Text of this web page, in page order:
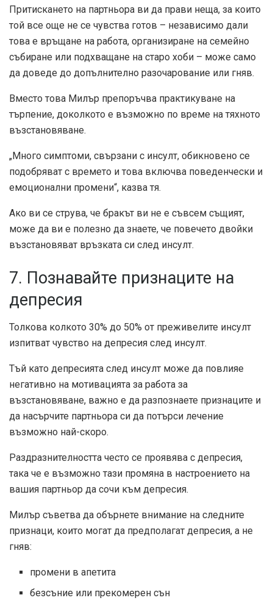
Притискането на партньора ви да прави неща, за които
той все още не се чувства готов – независимо дали
това е връщане на работа, организиране на семейно
събиране или подхващане на старо хоби – може само
да доведе до допълнително разочарование или гняв.
Вместо това Милър препоръчва практикуване на
търпение, доколкото е възможно по време на тяхното
възстановяване.
„Много симптоми, свързани с инсулт, обикновено се
подобряват с времето и това включва поведенчески и
емоционални промени“, казва тя.
Ако ви се струва, че бракът ви не е съвсем същият,
може да ви е полезно да знаете, че повечето двойки
възстановяват връзката си след инсулт.
7. Познавайте признаците на
депресия
Толкова колкото 30% до 50% от преживелите инсулт
изпитват чувство на депресия след инсулт.
Тъй като депресията след инсулт може да повлияе
негативно на мотивацията за работа за
възстановяване, важно е да разпознаете признаците и
да насърчите партньора си да потърси лечение
възможно най-скоро.
Раздразнителността често се проявява с депресия,
така че е възможно тази промяна в настроението на
вашия партньор да сочи към депресия.
Милър съветва да обърнете внимание на следните
признаци, които могат да предполагат депресия, а не
гняв:
промени в апетита
безсъние или прекомерен сън